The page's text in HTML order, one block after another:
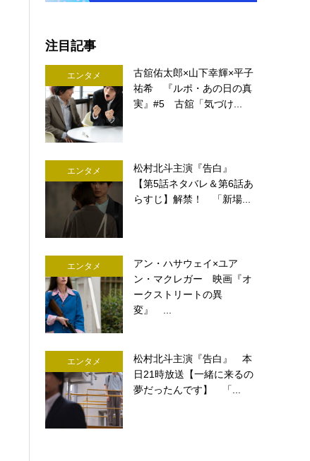
注目記事
エンタメ
古舘佑太郎×山下幸輝×平子
祐希 『ルポ・あの日の真
実』#5 古舘「気づけ...
エンタメ
松村北斗主演『告白』
【第5話ネタバレ＆第6話あ
らすじ】解禁！ 「新場...
エンタメ
アン・ハサウェイ×ユア
ン・マクレガー 映画『オ
ークストリートの異
変』 ...
エンタメ
松村北斗主演『告白』 本
日21時放送【一緒に来るの
夢だったんです】 「...